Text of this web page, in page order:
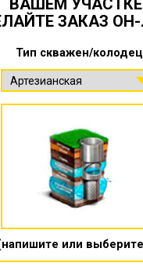
ЗАКАЗ
Тип скважен/колодец
или